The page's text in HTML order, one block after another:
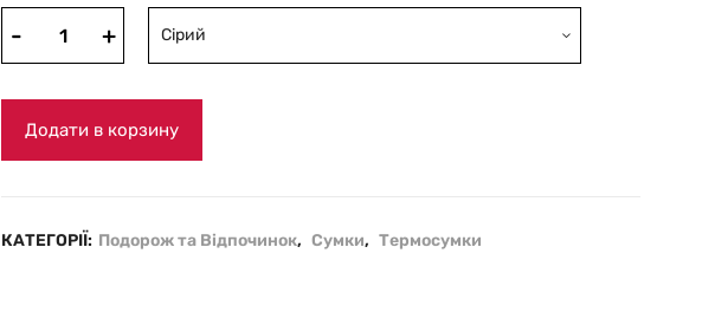
Сірий
Додати в корзину
КАТЕГОРІЇ: Подорож та Відпочинок, Сумки, Термосумки